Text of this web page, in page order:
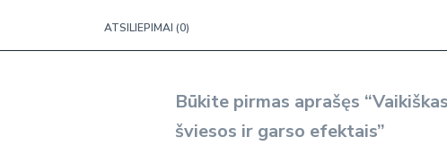
su
efektais
ATSILIEPIMAI (0)
Būkite pirmas aprašęs
šviesos ir garso efektais”